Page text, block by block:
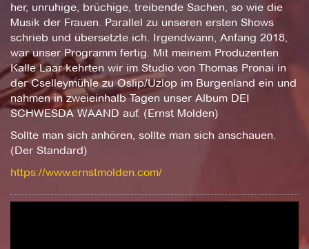
her, unruhige, brüchige, treibende Sachen, so wie die
Musik der Frauen. Parallel zu unseren ersten Shows
schrieb und übersetzte ich. Irgendwann, Anfang 2018,
war unser Programm fertig. Mit meinem Produzenten
Kalle Laar kehrten wir im Studio von Thomas Pronai in
der Cselleymühle zu Oslip/Uzlop im Burgenland ein und
nahmen in zweieinhalb Tagen unser Album DEI
SCHWESDA WAAND auf. (Ernst Molden)
Sollte man sich anhören, sollte man sich anschauen.
(Der Standard)
https://www.ernstmolden.com/